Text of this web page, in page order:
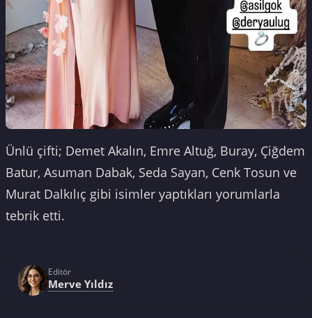
Ünlü çifti; Demet Akalın, Emre Altuğ, Buray, Çiğdem
Batur, Asuman Dabak, Seda Sayan, Cenk Tosun ve
Murat Dalkılıç gibi isimler yaptıkları yorumlarla
tebrik etti.
Editör
Merve Yıldız